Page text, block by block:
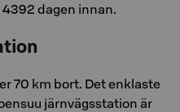
dagen innan.
70 km bort. Det enklaste
järnvägsstation är